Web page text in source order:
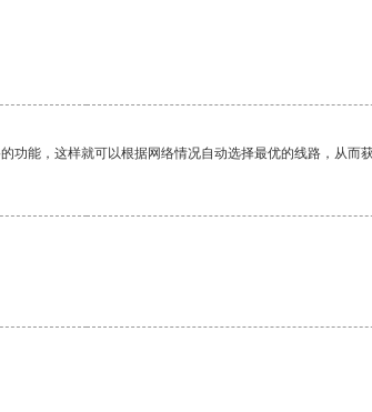
能，这样就可以根据网络情况自动选择最优的线路，从而